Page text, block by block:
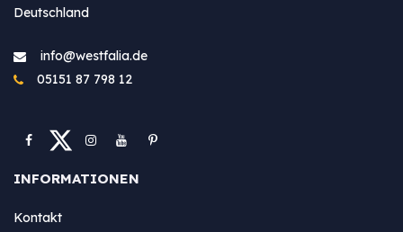
Deutschland
info@westfa​lia.de
05151 87 798 12
INFORMATIONEN
Kontakt